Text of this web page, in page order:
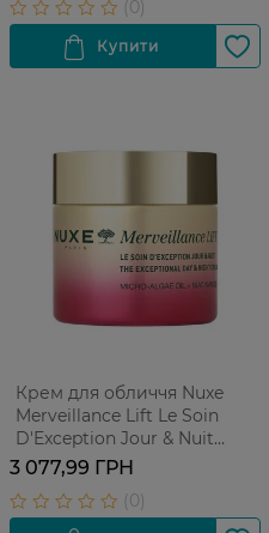
Крем для обличчя Nuxe
Merveillance Lift Le Soin
D'Exception Jour & Nuit
Антивіковий 75 мл
3 077,99 ГРН